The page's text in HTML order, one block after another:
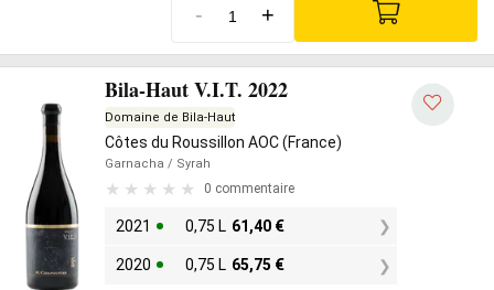
- +
Bila-Haut V.I.T. 2022
Domaine de Bila-Haut
Côtes du Roussillon AOC (France)
Garnacha / Syrah
0 commentaire
2021 0,75 L 61,40 €
2020 0,75 L 65,75 €